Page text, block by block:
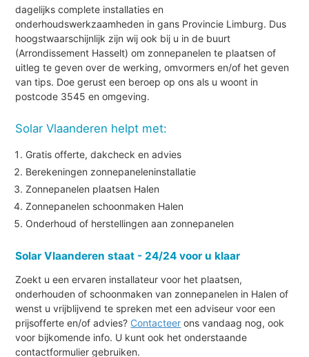
dagelijks complete installaties en
onderhoudswerkzaamheden in gans Provincie Limburg. Dus
hoogstwaarschijnlijk zijn wij ook bij u in de buurt
(Arrondissement Hasselt) om zonnepanelen te plaatsen of
uitleg te geven over de werking, omvormers en/of het geven
van tips. Doe gerust een beroep op ons als u woont in
postcode 3545 en omgeving.
Solar Vlaanderen helpt met:
Gratis offerte, dakcheck en advies
Berekeningen zonnepaneleninstallatie
Zonnepanelen plaatsen Halen
Zonnepanelen schoonmaken Halen
Onderhoud of herstellingen aan zonnepanelen
Solar Vlaanderen staat - 24/24 voor u klaar
Zoekt u een ervaren installateur voor het plaatsen,
onderhouden of schoonmaken van zonnepanelen in Halen of
wenst u vrijblijvend te spreken met een adviseur voor een
prijsofferte en/of advies? Contacteer ons vandaag nog, ook
voor bijkomende info. U kunt ook het onderstaande
contactformulier gebruiken.